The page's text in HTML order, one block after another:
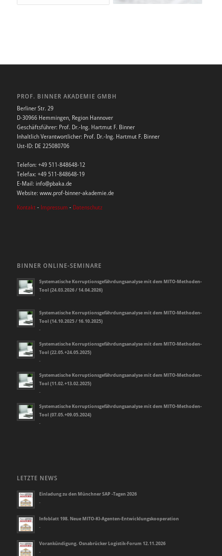
PROF. BINNER AKADEMIE GMBH
Berliner Str. 29
D-30966 Hemmingen, Region Hannover
Geschäftsführer: Prof. Dr.-Ing. Hartmut F. Binner
Inhaltlich Verantwortlicher: Prof. Dr.-Ing. Hartmut F. Binner
Ust-ID: DE 225080706
Telefon: +49 511-848648-12
Telefax: +49 511-848648-19
E-Mail: info@pbaka.de
Website: www.prof-binner-akademie.de
Kontakt - Impressum - Datenschutz
BINNER ONLINE-SEMINARE
Systematische Korruptionsgefährdungsanalyse mit dem MITO-Methoden-
Tool (24.03.2026 / 14.04.2026)
-
Systematische Korruptionsgefährdungsanalyse mit dem MITO-Methoden-
Tool (14.10.2025 / 16.10.2025)
-
Systematische Korruptionsgefährdungsanalyse mit dem MITO-Methoden-
Tool (22.05.+24.05.2025)
-
Systematische Korruptionsgefährdungsanalyse mit dem MITO-Methoden-
Tool (11.02.+13.02.2025)
-
Systematische Korruptionsgefährdungsanalyse mit dem MITO-Methoden-
Tool (07.05.+09.05.2024)
-
LETZTE NEWS
Einladung zu den Münchner SAP -Tagen 2026
-
Infoblatt 198. Neue MITO-KI-Agenten-Entwicklungskooperation
-
Vorankündigung. Osnabrücker Logistik-Forum 12.11.2026
-